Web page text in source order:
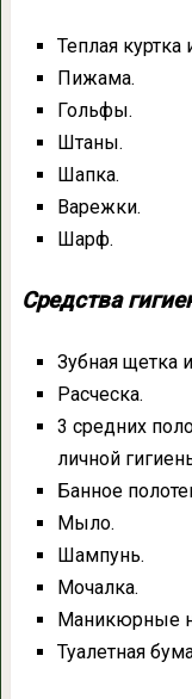
Теплая куртка
Пижама.
Гольфы.
Штаны.
Шапка.
Варежки.
Шарф.
Средства
Зубная щетка
Расческа.
3 средних
личной
Банное
Мыло.
Шампунь.
Мочалка.
Маникюрные
Туалетная